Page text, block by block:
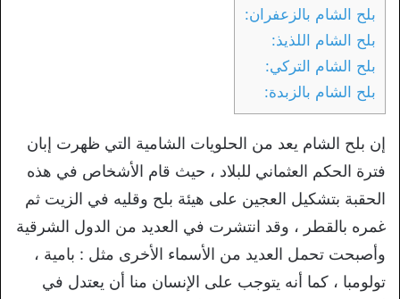
بلح الشام بالزعفران:
بلح الشام اللذيذ:
بلح الشام التركي:
بلح الشام بالزبدة:
إن بلح الشام يعد من الحلويات الشامية التي ظهرت إبان
فترة الحكم العثماني للبلاد ، حيث قام الأشخاص في هذه
الحقبة بتشكيل العجين على هيئة بلح وقليه في الزيت ثم
غمره بالقطر ، وقد انتشرت في العديد من الدول الشرقية
وأصبحت تحمل العديد من الأسماء الأخرى مثل : بامية ،
تولومبا ، كما أنه يتوجب على الإنسان منا أن يعتدل في